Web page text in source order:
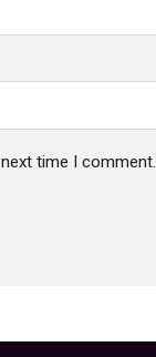
time I comment.